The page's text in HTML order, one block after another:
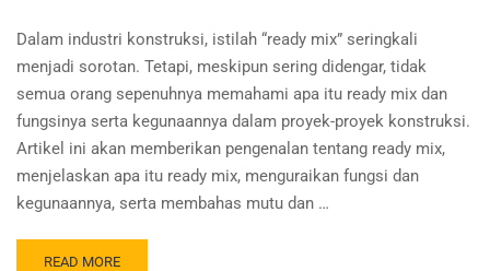
Dalam industri konstruksi, istilah “ready mix” seringkali
menjadi sorotan. Tetapi, meskipun sering didengar, tidak
semua orang sepenuhnya memahami apa itu ready mix dan
fungsinya serta kegunaannya dalam proyek-proyek konstruksi.
Artikel ini akan memberikan pengenalan tentang ready mix,
menjelaskan apa itu ready mix, menguraikan fungsi dan
kegunaannya, serta membahas mutu dan …
READ MORE